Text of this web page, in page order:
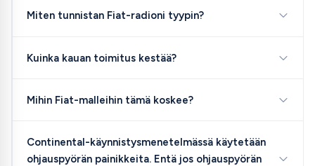
Miten tunnistan Fiat-radioni tyypin?
Kuinka kauan toimitus kestää?
Mihin Fiat-malleihin tämä koskee?
Continental-käynnistysmenetelmässä käytetään
ohjauspyörän painikkeita. Entä jos ohjauspyörän